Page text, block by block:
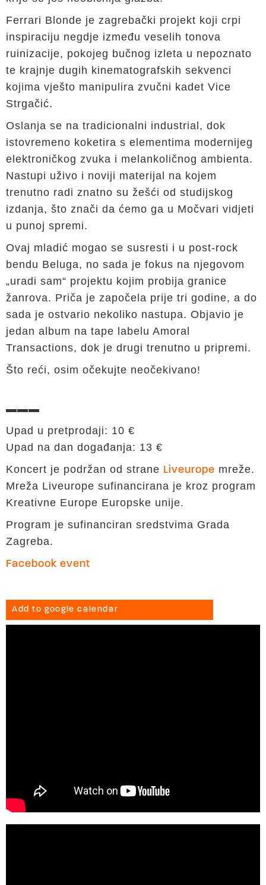
Ferrari Blonde je zagrebački projekt koji crpi
inspiraciju negdje između veselih tonova
ruinizacije, pokojeg bučnog izleta u nepoznato
te krajnje dugih kinematografskih sekvenci
kojima vješto manipulira zvučni kadet Vice
Strgačić.
Oslanja se na tradicionalni industrial, dok
istovremeno koketira s elementima modernijeg
elektroničkog zvuka i melankoličnog ambienta.
Nastupi uživo i noviji materijal na kojem
trenutno radi znatno su žešći od studijskog
izdanja, što znači da ćemo ga u Močvari vidjeti
u punoj spremi.
Ovaj mladić mogao se susresti i u post-rock
bendu Beluga, no sada je fokus na njegovom
„uradi sam“ projektu kojim probija granice
žanrova. Priča je započela prije tri godine, a do
sada je ostvario nekoliko nastupa. Objavio je
jedan album na tape labelu Amoral
Transactions, dok je drugi trenutno u pripremi.
Što reći, osim očekujte neočekivano!
▬▬▬
Upad u pretprodaji: 10 €
Upad na dan događanja: 13 €
Koncert je podržan od strane Liveurope mreže.
Mreža Liveurope sufinancirana je kroz program
Kreativne Europe Europske unije.
Program je sufinanciran sredstvima Grada
Zagreba.
Facebook event
Add to google calendar